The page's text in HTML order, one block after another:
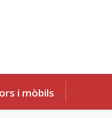
i mòbils